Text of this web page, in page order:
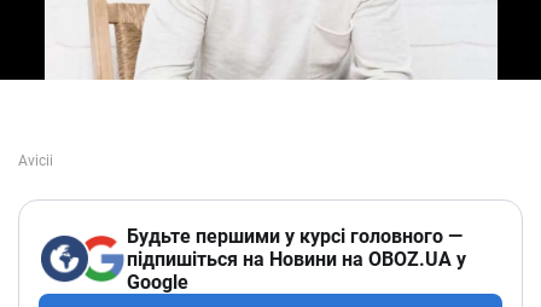
Будьте першими у курсі головного —
підпишіться на Новини на OBOZ.UA у
Google